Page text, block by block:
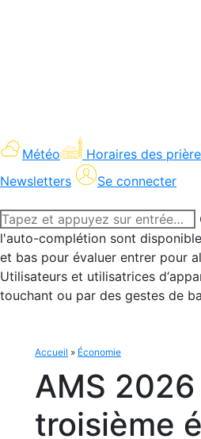
Météo Horaires des
Newsletters
Se connecter
Recherche
:l'auto-complétion sont
et bas pour évaluer entrer pour
Utilisateurs et utilisatrices
touchant ou par des gestes de
Accueil » Économie
AMS 2026
troisième